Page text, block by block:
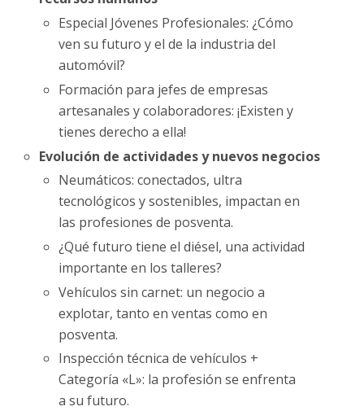
Especial Jóvenes Profesionales: ¿Cómo
ven su futuro y el de la industria del
automóvil?
Formación para jefes de empresas
artesanales y colaboradores: ¡Existen y
tienes derecho a ella!
Evolución de actividades y nuevos negocios
Neumáticos: conectados, ultra
tecnológicos y sostenibles, impactan en
las profesiones de posventa.
¿Qué futuro tiene el diésel, una actividad
importante en los talleres?
Vehículos sin carnet: un negocio a
explotar, tanto en ventas como en
posventa.
Inspección técnica de vehículos +
Categoría «L»: la profesión se enfrenta
a su futuro.